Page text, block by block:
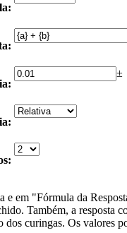
±
e em "Fórmula da
Também, a resposta
dos curingas. Os valores